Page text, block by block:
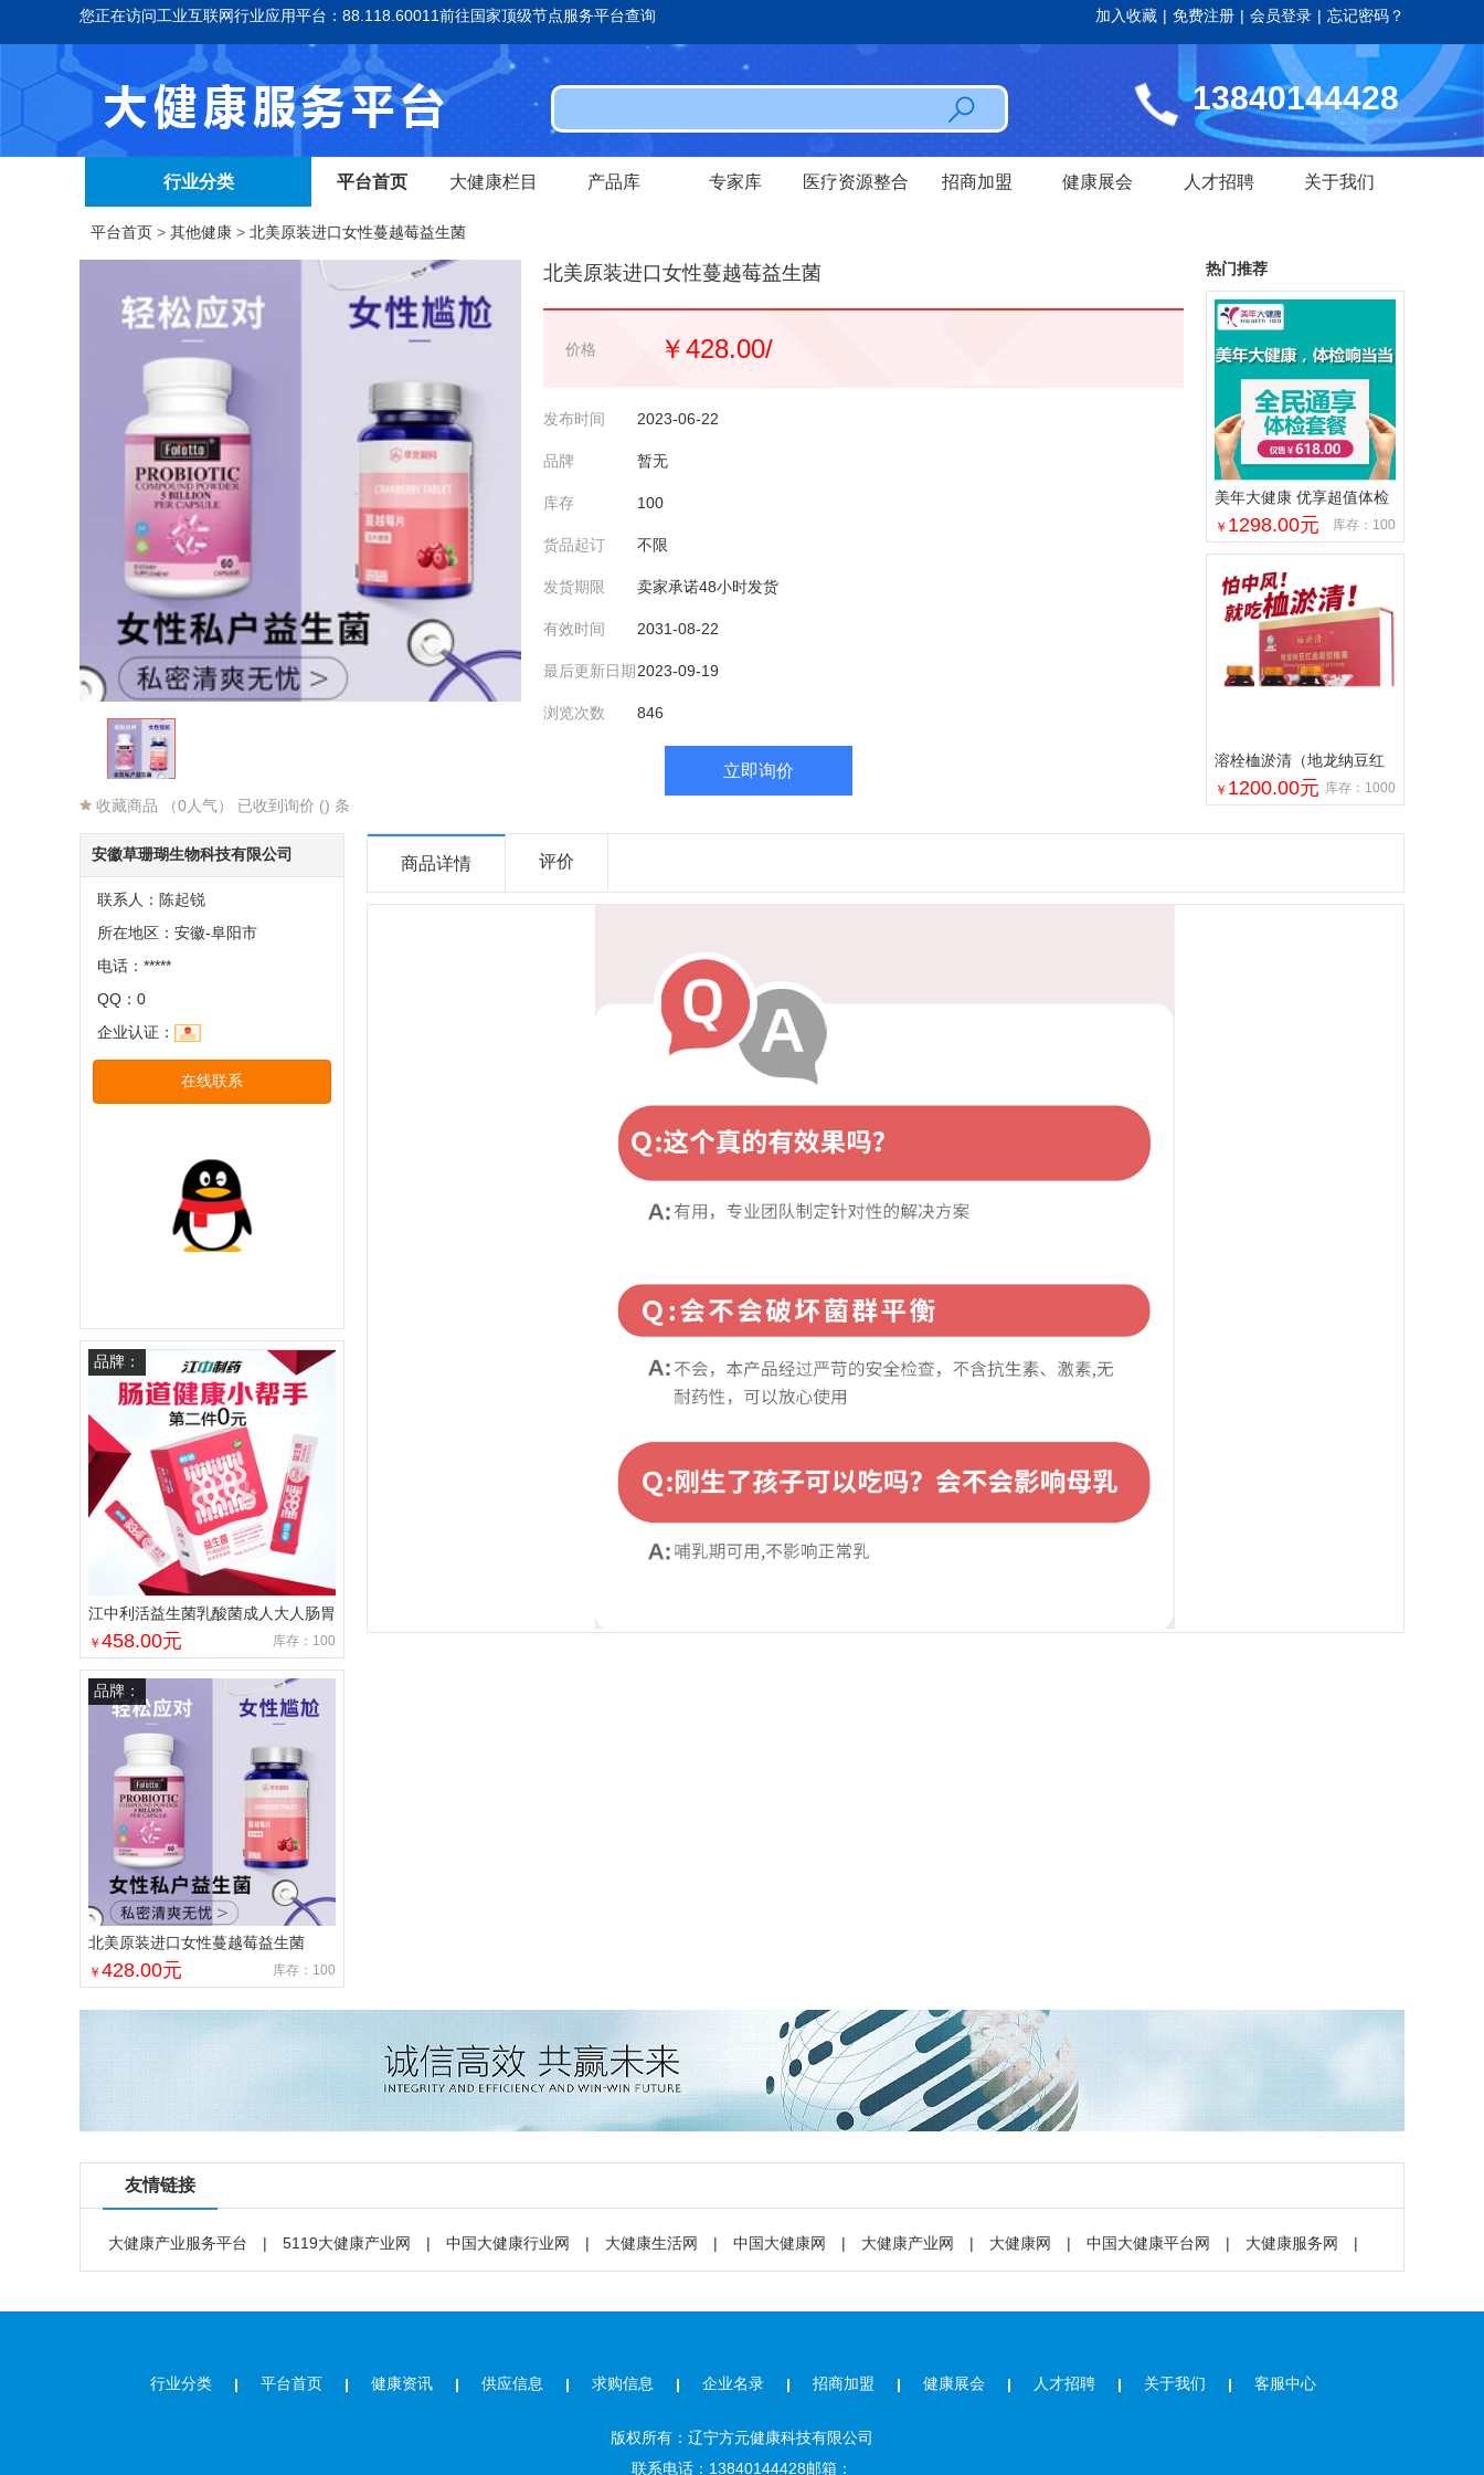
您正在访问工业互联网行业应用平台：88.118.60011前往国家顶级节点服务平台查询 加入收藏 | 免费注册 | 会员登录 | 忘记密码？
13840144428
行业分类 平台首页 大健康栏目 产品库 专家库 医疗资源整合 招商加盟 健康展会 人才招聘 关于我们
平台首页 > 其他健康 > 北美原装进口女性蔓越莓益生菌
收藏商品 （0人气） 已收到询价 () 条
北美原装进口女性蔓越莓益生菌
价格 ￥428.00/
发布时间 2023-06-22
品牌 暂无
库存 100
货品起订 不限
发货期限 卖家承诺48小时发货
有效时间 2031-08-22
最后更新日期2023-09-19
浏览次数 846
立即询价
热门推荐
美年大健康 优享超值体检
套餐 中青年 家人精英白领
￥ 1298.00元 库存：100
溶栓桖淤清（地龙纳豆红
曲凝胶糖果）
￥ 1200.00元 库存：1000
安徽草珊瑚生物科技有限公司
联系人：陈起锐
所在地区：安徽-阜阳市
电话：*****
QQ：0
企业认证：
在线联系
品牌：
江中利活益生菌乳酸菌成人大人肠胃
肠道活性官方店非调理冻干粉
￥ 458.00元 库存：100
品牌：
北美原装进口女性蔓越莓益生菌
￥ 428.00元 库存：100
商品详情 评价
友情链接
大健康产业服务平台 | 5119大健康产业网 | 中国大健康行业网 | 大健康生活网 | 中国大健康网 | 大健康产业网 | 大健康网 | 中国大健康平台网 | 大健康服务网 |
行业分类 平台首页 健康资讯 供应信息 求购信息 企业名录 招商加盟 健康展会 人才招聘 关于我们 客服中心
版权所有：辽宁方元健康科技有限公司
联系电话：13840144428邮箱：